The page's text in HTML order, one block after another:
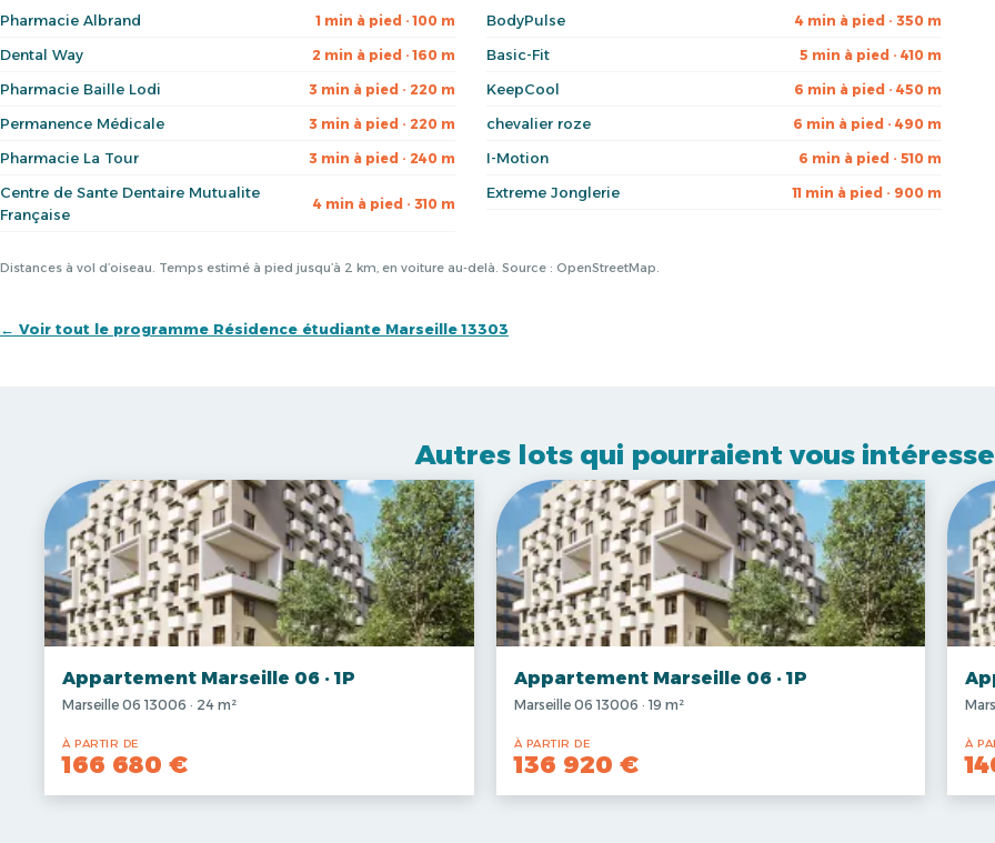
Pharmacie Albrand 1 min à pied · 100 m
Dental Way 2 min à pied · 160 m
Pharmacie Baille Lodi 3 min à pied · 220 m
Permanence Médicale 3 min à pied · 220 m
Pharmacie La Tour 3 min à pied · 240 m
Centre de Sante Dentaire Mutualite
Française
4 min à pied · 310 m
BodyPulse 4 min à pied · 350 m
Basic-Fit 5 min à pied · 410 m
KeepCool 6 min à pied · 450 m
chevalier roze 6 min à pied · 490 m
I-Motion 6 min à pied · 510 m
Extreme Jonglerie 11 min à pied · 900 m
Distances à vol d’oiseau. Temps estimé à pied jusqu’à 2 km, en voiture au-delà. Source : OpenStreetMap.
← Voir tout le programme Résidence étudiante Marseille 13303
Autres lots qui pourraient vous
Appartement Marseille 06 · 1P
Marseille 06 13006 · 24 m²
À PARTIR DE
166 680 €
Appartement Marseille 06 · 1P
Marseille 06 13006 · 19 m²
À PARTIR DE
136 920 €
À